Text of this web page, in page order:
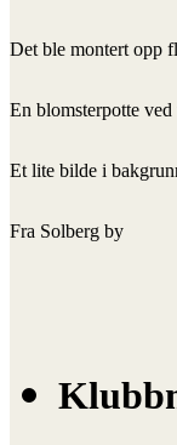
Det ble montert opp
En blomsterpotte
Et lite bilde i
Fra Solberg by